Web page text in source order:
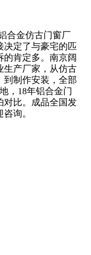
合金仿古门窗厂
决定了与豪宅的匹
肯定多。南京阔
生产厂家，从仿古
到制作安装，全部
，18年铝合金门
对比。成品全国发
询。